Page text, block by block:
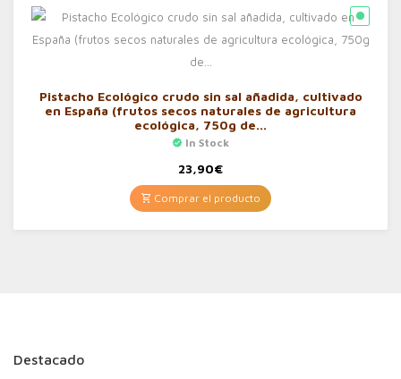
Pistacho Ecológico crudo sin sal añadida, cultivado
en España (frutos secos naturales de agricultura
ecológica, 750g de…
In Stock
23,90€
Comprar el producto
Destacado